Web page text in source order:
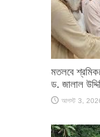
মতলবে
ড. জালাল
আগস্ট 3,